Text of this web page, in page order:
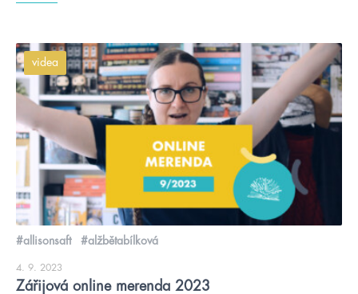
videa
#allisonsaft #alžbětabílková
4. 9. 2023
Zářijová online merenda 2023